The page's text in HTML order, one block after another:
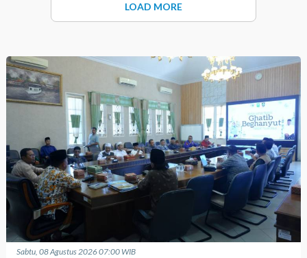
LOAD MORE
Sabtu, 08 Agustus 2026 07:00 WIB